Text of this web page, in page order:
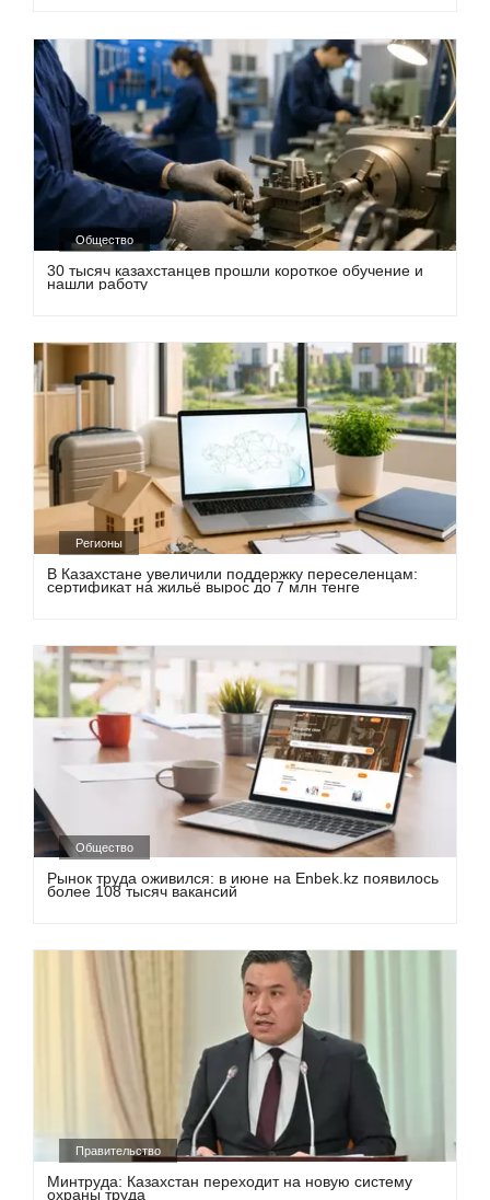
Общество
30 тысяч казахстанцев прошли короткое обучение и
нашли работу
Регионы
В Казахстане увеличили поддержку переселенцам:
сертификат на жильё вырос до 7 млн тенге
Общество
Рынок труда оживился: в июне на Enbek.kz появилось
более 108 тысяч вакансий
Правительство
Минтруда: Казахстан переходит на новую систему
охраны труда